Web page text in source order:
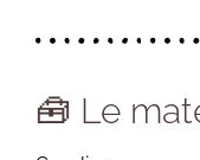
🧰 Le